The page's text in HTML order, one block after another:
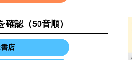
確認（50音順）
店